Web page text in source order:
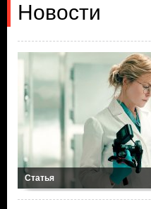
Новости
Статья